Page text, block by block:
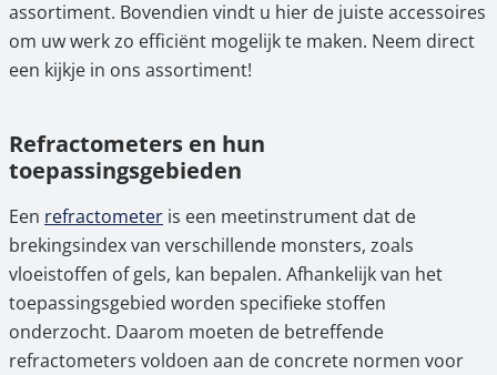
efficiënt werken
4. Onze kalibratieservice voor betrouwbare
5. Analoge handrefractometers voordelig
kopen in de online shop van ascuro©
assortiment. Bovendien vindt u hier de juiste accessoires
om uw werk zo efficiënt mogelijk te maken. Neem direct
een kijkje in ons assortiment!
Refractometers en hun
toepassingsgebieden
Een refractometer is een meetinstrument dat de
brekingsindex van verschillende monsters, zoals
vloeistoffen of gels, kan bepalen. Afhankelijk van het
toepassingsgebied worden specifieke stoffen
onderzocht. Daarom moeten de betreffende
refractometers voldoen aan de concrete normen voor